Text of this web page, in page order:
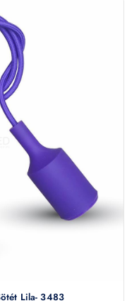
Lila- 3483